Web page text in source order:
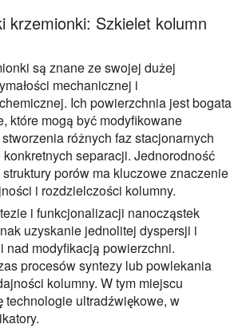
krzemionki: Szkielet kolumn
są znane ze swojej dużej
mechanicznej i
Ich powierzchnia jest bogata
które mogą być modyfikowane
różnych faz stacjonarnych
separacji. Jednorodność
porów ma kluczowe znaczenie
i rozdzielczości kolumny.
i funkcjonalizacji nanocząstek
uzyskanie jednolitej dyspersji i
nad modyfikacją powierzchni.
procesów syntezy lub powlekania
kolumny. W tym miejscu
technologie ultradźwiękowe, w